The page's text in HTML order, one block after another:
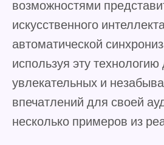
возможностями
искусственного
автоматической
используя эту
увлекательных и
впечатлений для своей
несколько примеров из